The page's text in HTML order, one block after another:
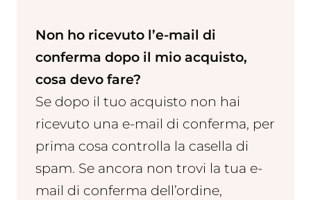
Non ho ricevuto l’e-mail di
conferma dopo il mio acquisto,
cosa devo fare?
Se dopo il tuo acquisto non hai
ricevuto una e-mail di conferma, per
prima cosa controlla la casella di
spam. Se ancora non trovi la tua e-
mail di conferma dell’ordine,